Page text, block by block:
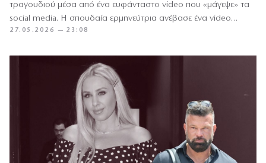
τραγουδιού μέσα από ένα ευφάνταστο video που «μάγεψε» τα
social media. Η σπουδαία ερμηνεύτρια ανέβασε ένα video…
27.05.2026 — 23:08